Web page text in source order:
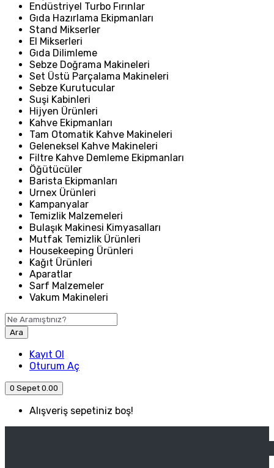
Endüstriyel Turbo Fırınlar
Gıda Hazırlama Ekipmanları
Stand Mikserler
El Mikserleri
Gıda Dilimleme
Sebze Doğrama Makineleri
Set Üstü Parçalama Makineleri
Sebze Kurutucular
Suşi Kabinleri
Hijyen Ürünleri
Kahve Ekipmanları
Tam Otomatik Kahve Makineleri
Geleneksel Kahve Makineleri
Filtre Kahve Demleme Ekipmanları
Öğütücüler
Barista Ekipmanları
Urnex Ürünleri
Kampanyalar
Temizlik Malzemeleri
Bulaşık Makinesi Kimyasalları
Mutfak Temizlik Ürünleri
Housekeeping Ürünleri
Kağıt Ürünleri
Aparatlar
Sarf Malzemeler
Vakum Makineleri
Ara
Kayıt Ol
Oturum Aç
0 Sepet 0.00
Alışveriş sepetiniz boş!